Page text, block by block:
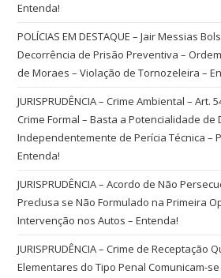
Entenda!
POLÍCIAS EM DESTAQUE – Jair Messias
Decorrência de Prisão Preventiva –
de Moraes – Violação de Tornozeleira –
JURISPRUDÊNCIA – Crime Ambiental – Art.
Crime Formal – Basta a Potencialidade de
Independentemente de Perícia Técnica –
Entenda!
JURISPRUDÊNCIA – Acordo de Não
Preclusa se Não Formulado na Primeira
Intervenção nos Autos – Entenda!
JURISPRUDÊNCIA – Crime de Receptação
Elementares do Tipo Penal Comunicam-